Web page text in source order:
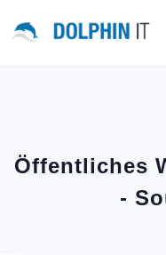
Öffentliches
-